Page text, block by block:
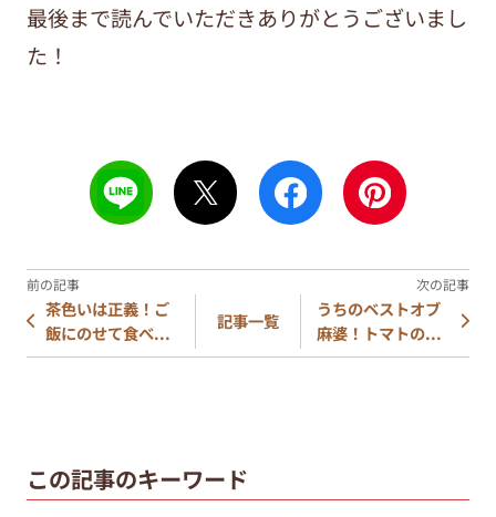
最後まで読んでいただきありがとうございまし
た！
茶色いは正義！ご
飯にのせて食べ...
記事一覧
うちのベストオブ
麻婆！トマトの...
この記事のキーワード